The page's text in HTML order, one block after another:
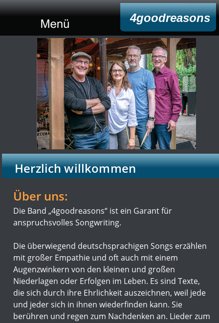
Über uns:
Die Band „4goodreasons“ ist ein Garant für
anspruchsvolles Songwriting.
Die überwiegend deutschsprachigen Songs erzählen
mit großer Empathie und oft auch mit einem
Augenzwinkern von den kleinen und großen
Niederlagen oder Erfolgen im Leben. Es sind Texte,
die sich durch ihre Ehrlichkeit auszeichnen, weil jede
und jeder sich in ihnen wiederfinden kann. Sie
berühren und regen zum Nachdenken an. Lieder zum
Herzlich willkommen
4goodreasons